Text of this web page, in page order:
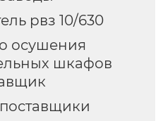
рвз 10/630
осушения
шкафов